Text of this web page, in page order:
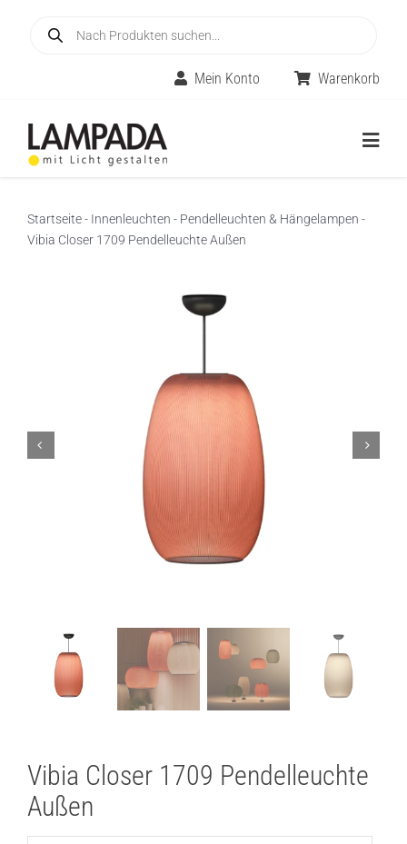
search
Mein Konto Warenkorb
Online-Shop
Lichtplanung
Startseite- Innenleuchten - Pendelleuchten & Hängelampen -
Vibia Closer 1709 Pendelleuchte Außen
Vibia Closer 1709 Pendelleuchte
Außen